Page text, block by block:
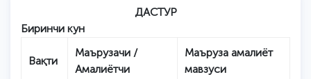
ДАСТУР
Биринчи кун
Вақти
Маърузачи /
Амалиётчи
Маъруза амалиёт
мавзуси